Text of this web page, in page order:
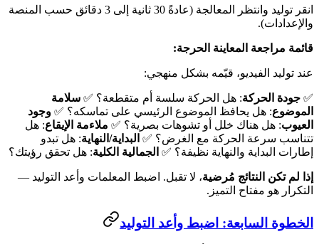
انقر توليد وانتظر المعالجة (عادةً 30 ثانية إلى 3 دقائق حسب المنصة
والإعدادات).
قائمة مراجعة المعاينة الحرجة:
عند توليد الفيديو، قيّمه بشكل منهجي:
✅ جودة الحركة: هل الحركة سلسة أم متقطعة؟ ✅ سلامة
الموضوع: هل يحافظ الموضوع الرئيسي على تماسكه؟ ✅ وجود
العيوب: هل هناك خلل أو تشوهات بصرية؟ ✅ ملاءمة الإيقاع: هل
تتناسب سرعة الحركة مع الغرض؟ ✅ البداية/النهاية: هل تبدو
إطارات البداية والنهاية نظيفة؟ ✅ الجمالية الكلية: هل تحقق رؤيتك؟
إذا لم تكن النتائج مُرضية، لا تقبل. اضبط المعلمات وأعد التوليد —
التكرار هو مفتاح التميز.
الخطوة السابعة: اضبط وأعد التوليد